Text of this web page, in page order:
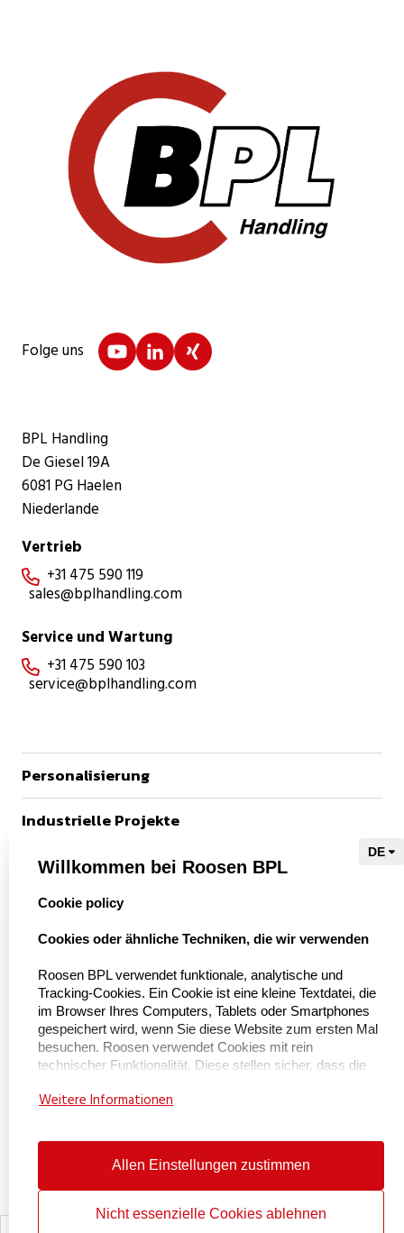
Folge uns
BPL Handling
De Giesel 19A
6081 PG Haelen
Niederlande
Vertrieb
 +31 475 590 119
sales@bplhandling.com
Service und Wartung
 +31 475 590 103
service@bplhandling.com
Personalisierung
Industrielle Projekte
Referenzen
Naar Kieu Engineering
Über uns
Über BPL Handling
Zertifizierungen
Arbeitet bei
Willkommen bei Roosen BPL
select language
Cookie policy
Cookies oder ähnliche Techniken, die wir verwenden
Roosen BPL verwendet funktionale, analytische und
Tracking-Cookies. Ein Cookie ist eine kleine Textdatei, die
im Browser Ihres Computers, Tablets oder Smartphones
gespeichert wird, wenn Sie diese Website zum ersten Mal
besuchen. Roosen verwendet Cookies mit rein
technischer Funktionalität. Diese stellen sicher, dass die
beispielsweise Ihre bevorzugten Einstellungen gespeichert
Surfverhalten verfolgen, damit wir maßgeschneiderte
Inhalte und Werbung anbieten können. Bei Ihrem ersten
Besuch auf unserer Website haben wir Sie bereits über
Weitere Informationen
Allen Einstellungen zustimmen
Nicht essenzielle Cookies ablehnen